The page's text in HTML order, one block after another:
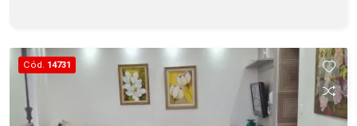
brinquedoteca, playground e academia. Aceita
Financiamento. Agende sua visita!
Cód. 14731